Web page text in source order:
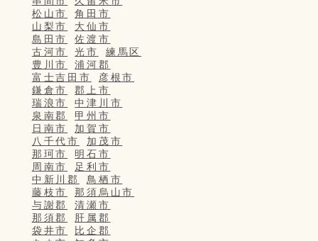
松山市
角田市
山梨市
大仙市
島田市
佐渡市
古河市
光市
練馬区
豊川市
浦河郡
富士吉田市
彦根市
鎌倉市
郡上市
瑞浪市
中津川市
泉南郡
甲州市
日南市
加賀市
八千代市
加茂市
那珂市
明石市
周南市
足利市
中新川郡
鳥栖市
藤枝市
那須烏山市
与謝郡
清瀬市
那須郡
肝属郡
袋井市
比企郡